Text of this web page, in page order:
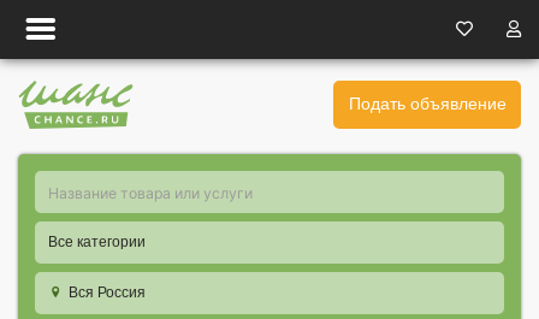
Подать объявление
Все категории
Вся Россия